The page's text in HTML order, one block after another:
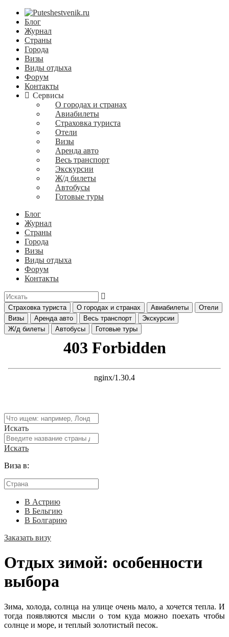
Блог
Журнал
Страны
Города
Визы
Виды отдыха
Форум
Контакты
Сервисы
О городах и странах
Авиабилеты
Страховка туриста
Отели
Визы
Аренда авто
Весь транспорт
Экскурсии
Ж/д билеты
Автобусы
Готовые туры
Блог
Журнал
Страны
Города
Визы
Виды отдыха
Форум
Контакты
Страховка туриста О городах и странах Авиабилеты
Отели
Визы
Аренда авто Весь транспорт
Экскурсии
Ж/д билеты
Автобусы Готовые туры
Искать
Искать
Виза в:
В Астрию
В Бельгию
В Болгарию
Заказать визу
Отдых зимой: особенности
выбора
Зима, холода, солнца на улице очень мало, а хочется тепла. И
тогда появляются мысли о том куда можно поехать чтобы
солнце и море, и теплый золотистый песок.